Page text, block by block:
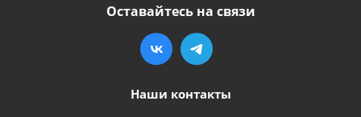
Оставайтесь на связи
Наши контакты